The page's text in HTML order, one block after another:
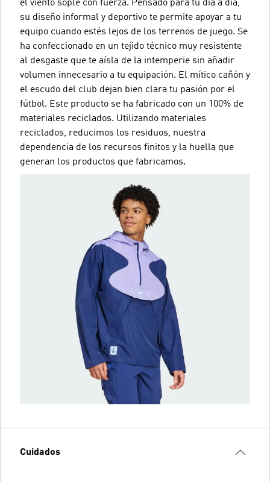
el viento sople con fuerza. Pensado para tu día a día,
su diseño informal y deportivo te permite apoyar a tu
equipo cuando estés lejos de los terrenos de juego. Se
ha confeccionado en un tejido técnico muy resistente
al desgaste que te aísla de la intemperie sin añadir
volumen innecesario a tu equipación. El mítico cañón y
el escudo del club dejan bien clara tu pasión por el
fútbol. Este producto se ha fabricado con un 100% de
materiales reciclados. Utilizando materiales
reciclados, reducimos los residuos, nuestra
dependencia de los recursos finitos y la huella que
generan los productos que fabricamos.
Cuidados